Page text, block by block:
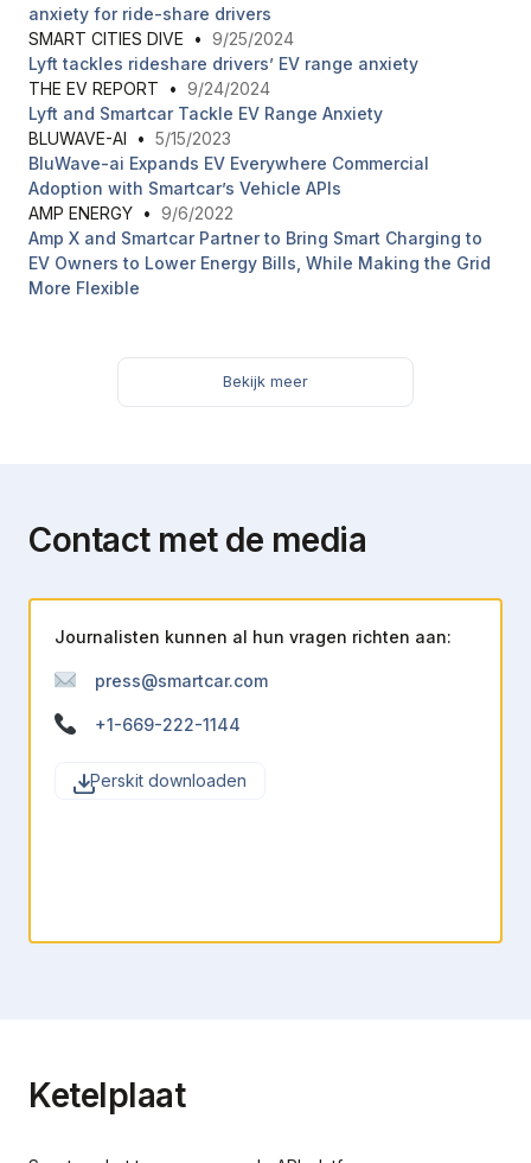
anxiety for ride-share drivers
SMART CITIES DIVE
• 9/25/2024
Lyft tackles rideshare drivers’ EV range anxiety
THE EV REPORT
• 9/24/2024
Lyft and Smartcar Tackle EV Range Anxiety
BLUWAVE-AI
• 5/15/2023
BluWave-ai Expands EV Everywhere Commercial
Adoption with Smartcar’s Vehicle APIs
AMP ENERGY • 9/6/2022
Amp X and Smartcar Partner to Bring Smart Charging to
EV Owners to Lower Energy Bills, While Making the Grid
More Flexible
Bekijk meer
Contact met de media
Journalisten kunnen al hun vragen richten aan:
press@smartcar.com
+1-669-222-1144
Perskit downloaden
Ketelplaat